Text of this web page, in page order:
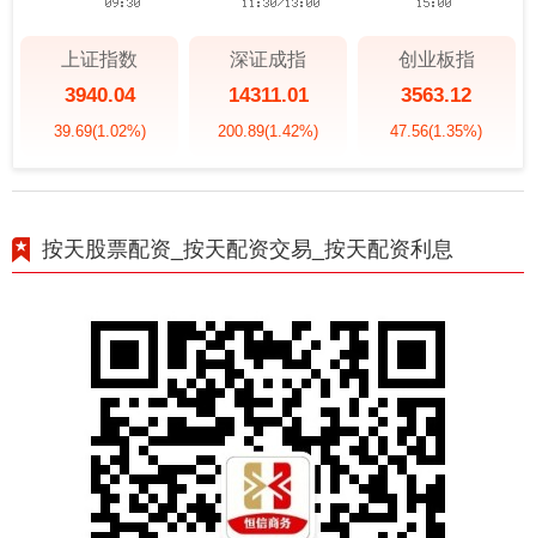
上证指数
3940.04
39.69(1.02%)
深证成指
14311.01
200.89(1.42%)
创业板指
3563.12
47.56(1.35%)
按天股票配资_按天配资交易_按天配资利息